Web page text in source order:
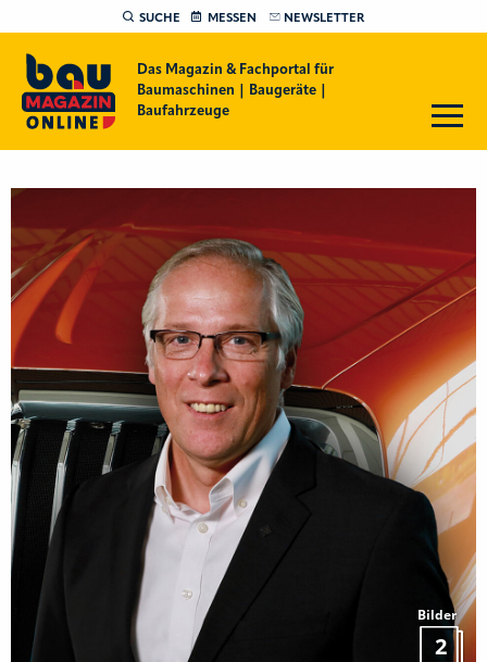
SUCHE MESSEN NEWSLETTER
Das Magazin & Fachportal für
Baumaschinen | Baugeräte |
Baufahrzeuge
Bilder
2